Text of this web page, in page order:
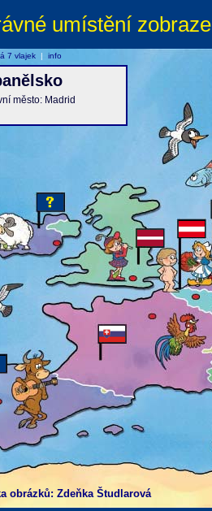
umístění
obrázků: Zdeňka Študlarová
město: Madrid
7 vlajek | info